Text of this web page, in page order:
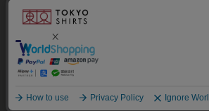
BRICK HOUSE
【超形態安定】【吸水速乾】
【
他のアイテムを探す
本ウェブサイトをこのままご利用になる場
同意いただいたものとみなします。
クッキーを通じて収集する情報には、「お
情報」は一切含まれておりません。詳細は
確認ください。